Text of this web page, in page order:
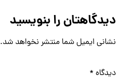
دیدگاهتان را بنویسید
نشانی ایمیل شما منتشر نخواهد شد.
دیدگاه *